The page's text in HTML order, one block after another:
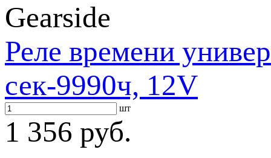
Gearside
Реле времени
сек-9990ч, 12V
шт
1 356 руб.